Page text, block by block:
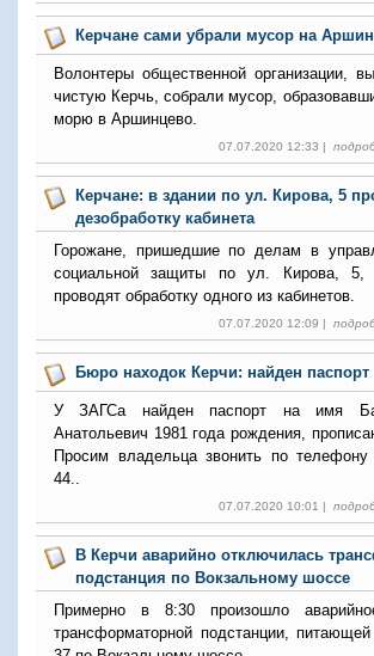
Керчане сами убрали мусор на
Волонтеры общественной организации,
чистую Керчь, собрали мусор,
морю в Аршинцево.
07.07.2020 12:33 |
Керчане: в здании по ул. Кирова, 5
дезобработку кабинета
Горожане, пришедшие по делам в
социальной защиты по ул. Кирова,
проводят обработку одного из кабинетов.
07.07.2020 12:09 |
Бюро находок Керчи: найден паспорт
У ЗАГСа найден паспорт на имя
Анатольевич 1981 года рождения,
Просим владельца звонить по телефону
44..
07.07.2020 10:01 |
В Керчи аварийно отключилась
подстанция по Вокзальному шоссе
Примерно в 8:30 произошло
трансформаторной подстанции,